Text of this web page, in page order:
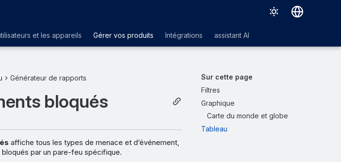
日本語
et les appareils Gérer vos produits Intégrations assistant AI
Sur cette page
Filtres
Graphique
Carte du monde et globe
Tableau
Générateur de rapports
bloqués
affiche tous les types de menace et d’événement,
par un pare-feu spécifique.